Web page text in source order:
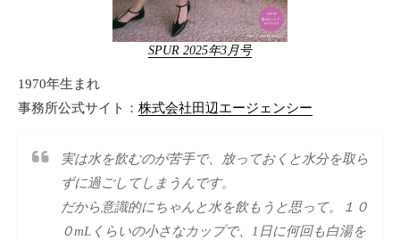
SPUR 2025年3月号
1970年生まれ
事務所公式サイト： 株式会社田辺エージェンシー
実は水を飲むのが苦手で、放っておくと水分を取ら
ずに過ごしてしまうんです。
だから意識的にちゃんと水を飲もうと思って。１０
０mLくらいの小さなカップで、1日に何回も白湯を